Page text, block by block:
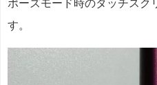
ポーズモード時のタッチスク
す。